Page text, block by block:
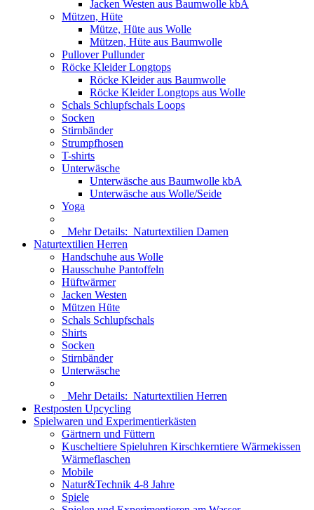
Jacken Westen aus Baumwolle kbA
Mützen, Hüte
Mütze, Hüte aus Wolle
Mützen, Hüte aus Baumwolle
Pullover Pullunder
Röcke Kleider Longtops
Röcke Kleider aus Baumwolle
Röcke Kleider Longtops aus Wolle
Schals Schlupfschals Loops
Socken
Stirnbänder
Strumpfhosen
T-shirts
Unterwäsche
Unterwäsche aus Baumwolle kbA
Unterwäsche aus Wolle/Seide
Yoga
Mehr Details: Naturtextilien Damen
Naturtextilien Herren
Handschuhe aus Wolle
Hausschuhe Pantoffeln
Hüftwärmer
Jacken Westen
Mützen Hüte
Schals Schlupfschals
Shirts
Socken
Stirnbänder
Unterwäsche
Mehr Details: Naturtextilien Herren
Restposten Upcycling
Spielwaren und Experimentierkästen
Gärtnern und Füttern
Kuscheltiere Spieluhren Kirschkerntiere Wärmekissen
Wärmeflaschen
Mobile
Natur&Technik 4-8 Jahre
Spiele